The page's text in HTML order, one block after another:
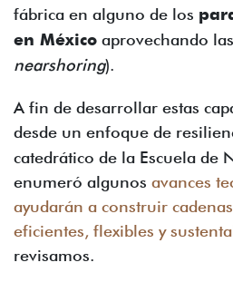
fábrica en alguno de los
en México aprovechando
nearshoring).
A fin de desarrollar estas
desde un enfoque de
catedrático de la Escuela de
enumeró algunos avances
ayudarán a construir
eficientes, flexibles y
revisamos.